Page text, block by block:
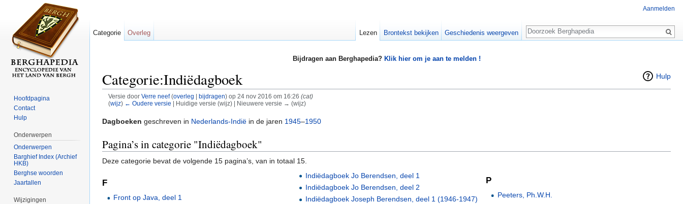
Bijdragen aan Berghapedia? Klik hier om je aan te melden !
Hulp
Categorie:Indiëdagboek
Versie door Verre neef (overleg bijdragen)op 24 nov 2016 om 16:26 (cat)
(wijz) ← Oudere versie | Huidige versie (wijz) | Nieuwere versie → (wijz)
Dagboeken geschreven in Nederlands-Indië in de jaren 1945–1950
Pagina’s in categorie "Indiëdagboek"
Deze categorie bevat de volgende 15 pagina’s, van in totaal 15.
F
Front op Java, deel 1
Indiëdagboek Jo Berendsen, deel 1
Indiëdagboek Jo Berendsen, deel 2
Indiëdagboek Joseph Berendsen, deel 1 (1946-1947)
P
Peeters, Ph.W.H.
Aanmelden
Categorie Overleg Lezen Brontekst bekijken Geschiedenis weergeven
Zoeken
Hoofdpagina
Contact
Hulp
Onderwerpen
Onderwerpen
Barghief Index (Archief
HKB)
Berghse woorden
Jaartallen
Wijzigingen